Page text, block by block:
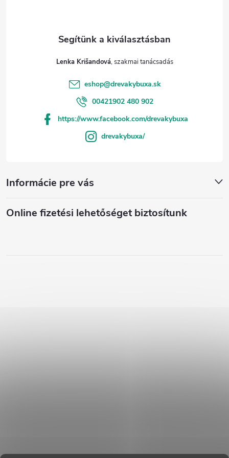
Lenka Krišandová
eshop@drevakybuxa.sk
00421902 480 902
https://www.facebook.com/drevakybuxa
drevakybuxa/
Informácie pre vás
Online fizetési lehetőséget biztosítunk